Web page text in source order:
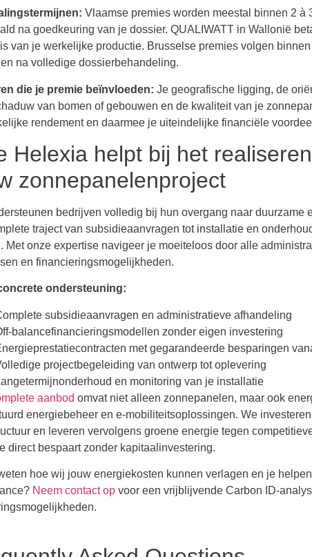
Vlaamse premies worden meestal binnen 2 à
na goedkeuring van je dossier. QUALIWATT in Wallonië
van je werkelijke productie. Brusselse premies volgen binnen
na volledige dossierbehandeling.
die je premie beïnvloeden: Je geografische ligging, de
van bomen of gebouwen en de kwaliteit van je
rendement en daarmee je uiteindelijke financiële
Helexia helpt bij het
zonnepanelenproject
bedrijven volledig bij hun overgang naar duurzame
traject van subsidieaanvragen tot installatie en
Met onze expertise navigeer je moeiteloos door alle
en financieringsmogelijkheden.
ondersteuning:
subsidieaanvragen en administratieve afhandeling
balancefinancieringsmodellen zonder eigen investering
met gegarandeerde besparingen
projectbegeleiding van ontwerp tot oplevering
en monitoring van je installatie
aanbod omvat niet alleen zonnepanelen, maar ook
energiebeheer en e-mobiliteitsoplossingen. We
en leveren vervolgens groene energie tegen
direct bespaart zonder kapitaalinvestering.
hoe wij jouw energiekosten kunnen verlagen en je
Neem contact op voor een vrijblijvende Carbon ID-